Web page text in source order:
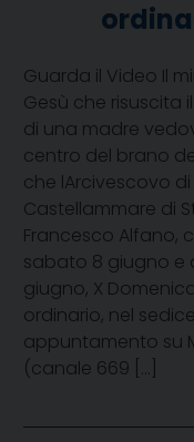
Guarda il Video Il
Gesù che risuscita
di una madre
centro del brano
che lArcivescovo
Castellammare di
Francesco Alfano,
sabato 8 giugno e
giugno, X
ordinario, nel
appuntamento su
(canale 669 […]